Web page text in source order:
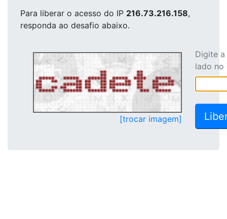
Para liberar o acesso do IP 216.73.216.158,
responda ao desafio abaixo.
[trocar imagem]
Digite
lado no